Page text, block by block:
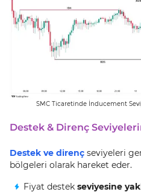
SMC Ticaretinde İnducement
Destek & Direnç
Destek ve direnç seviyeleri
bölgeleri olarak hareket eder.
Fiyat destek seviyesine